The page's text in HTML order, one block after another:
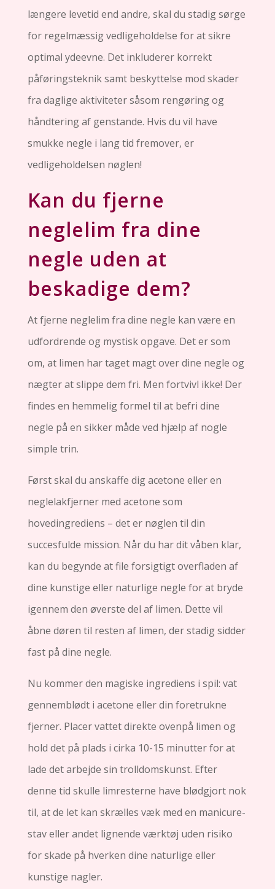
længere levetid end andre, skal du stadig sørge
for regelmæssig vedligeholdelse for at sikre
optimal ydeevne. Det inkluderer korrekt
påføringsteknik samt beskyttelse mod skader
fra daglige aktiviteter såsom rengøring og
håndtering af genstande. Hvis du vil have
smukke negle i lang tid fremover, er
vedligeholdelsen nøglen!
Kan du fjerne
neglelim fra dine
negle uden at
beskadige dem?
At fjerne neglelim fra dine negle kan være en
udfordrende og mystisk opgave. Det er som
om, at limen har taget magt over dine negle og
nægter at slippe dem fri. Men fortvivl ikke! Der
findes en hemmelig formel til at befri dine
negle på en sikker måde ved hjælp af nogle
simple trin.
Først skal du anskaffe dig acetone eller en
neglelakfjerner med acetone som
hovedingrediens – det er nøglen til din
succesfulde mission. Når du har dit våben klar,
kan du begynde at file forsigtigt overfladen af ​​
dine kunstige eller naturlige negle for at bryde
igennem den øverste del af limen. Dette vil
åbne døren til resten af ​​limen, der stadig sidder
fast på dine negle.
Nu kommer den magiske ingrediens i spil: vat
gennemblødt i acetone eller din foretrukne
fjerner. Placer vattet direkte ovenpå limen og
hold det på plads i cirka 10-15 minutter for at
lade det arbejde sin trolldomskunst. Efter
denne tid skulle limresterne have blødgjort nok
til, at de let kan skrælles væk med en manicure-
stav eller andet lignende værktøj uden risiko
for skade på hverken dine naturlige eller
kunstige nagler.